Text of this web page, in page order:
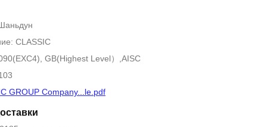
CLASSIC
GB(Highest Level）,AISC
GROUP Company...le.pdf